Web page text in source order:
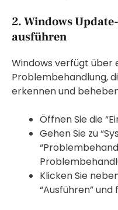
2. Windows
ausführen
Windows verfügt über
Problembehandlung,
erkennen und
Öffnen Sie die
Gehen Sie zu
Klicken Sie
“Ausführen”